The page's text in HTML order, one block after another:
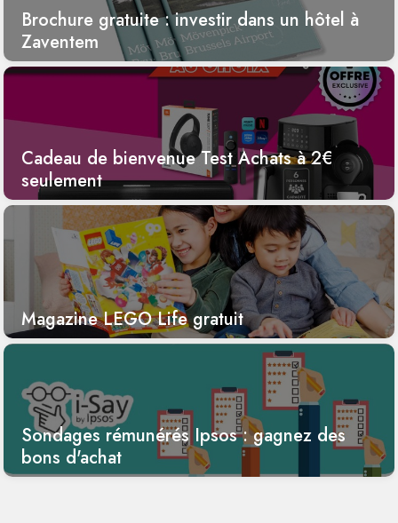
Brochure gratuite : investir dans un hôtel à
Zaventem
Cadeau de bienvenue Test Achats à 2€
seulement
Magazine LEGO Life gratuit
Sondages rémunérés Ipsos : gagnez des
bons d'achat